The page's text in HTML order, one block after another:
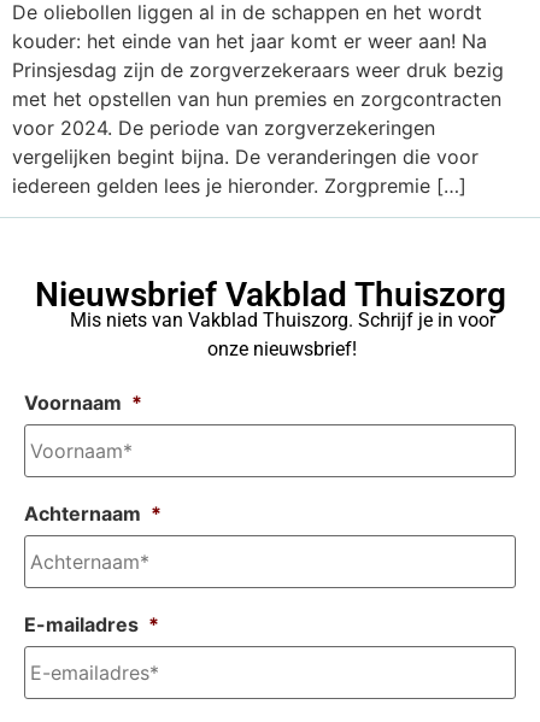
De oliebollen liggen al in de schappen en het wordt
kouder: het einde van het jaar komt er weer aan! Na
Prinsjesdag zijn de zorgverzekeraars weer druk bezig
met het opstellen van hun premies en zorgcontracten
voor 2024. De periode van zorgverzekeringen
vergelijken begint bijna. De veranderingen die voor
iedereen gelden lees je hieronder. Zorgpremie […]
Nieuwsbrief Vakblad Thuiszorg
Mis niets van Vakblad Thuiszorg. Schrijf je in voor
onze nieuwsbrief!
Voornaam *
Achternaam *
E-mailadres *